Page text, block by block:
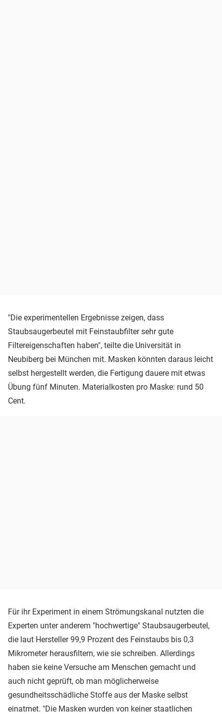
"Die experimentellen Ergebnisse zeigen, dass
Staubsaugerbeutel mit Feinstaubfilter sehr gute
Filtereigenschaften haben", teilte die Universität in
Neubiberg bei München mit. Masken könnten daraus leicht
selbst hergestellt werden, die Fertigung dauere mit etwas
Übung fünf Minuten. Materialkosten pro Maske: rund 50
Cent.
Für ihr Experiment in einem Strömungskanal nutzten die
Experten unter anderem "hochwertige" Staubsaugerbeutel,
die laut Hersteller 99,9 Prozent des Feinstaubs bis 0,3
Mikrometer herausfiltern, wie sie schreiben. Allerdings
haben sie keine Versuche am Menschen gemacht und
auch nicht geprüft, ob man möglicherweise
gesundheitsschädliche Stoffe aus der Maske selbst
einatmet. "Die Masken wurden von keiner staatlichen